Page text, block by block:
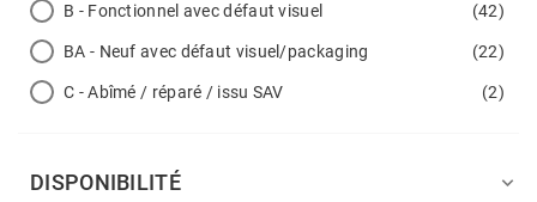
B - Fonctionnel avec défaut visuel (42)
BA - Neuf avec défaut visuel/packaging (22)
C - Abîmé / réparé / issu SAV (2)
DISPONIBILITÉ 